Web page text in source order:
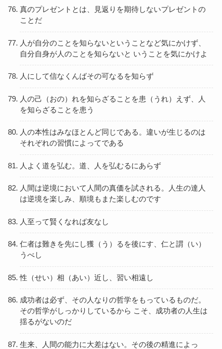
真のプレゼントとは、見返りを期待しないプレゼントの
ことだ
人が自分のことを知らないということなど気にかけず、
自分自身が人のことを知らないと いうことを気にかけよ
人にして信なくんばその可なるを知らず
人の己（おの）れを知らざることを患（うれ）えず、人
を知らざることを患う
人の本性はみなほとんど同じである。違いが生じるのは
それぞれの習慣によってである
人よく道を弘む。道、人を弘むるにあらず
人間は逆境において人間の真価を試される。人生の達人
は逆境を楽しみ、順境もまた楽しむのです
人至って賢くなれば友なし
仁者は難きを先にし獲（う）るを後にす、仁と謂（い）
うべし
性（せい）相（あい）近し、習い相遠し
成功者は必ず、その人なりの哲学をもっているものだ。
その哲学がしっかりしているから こそ、成功者の人生は
揺るがないのだ
生来、人間の能力に大差はない。その後の精進によっ